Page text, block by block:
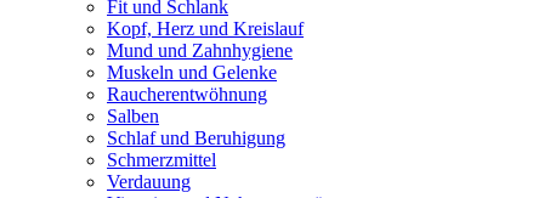
Fit und Schlank
Kopf, Herz und Kreislauf
Mund und Zahnhygiene
Muskeln und Gelenke
Raucherentwöhnung
Salben
Schlaf und Beruhigung
Schmerzmittel
Verdauung